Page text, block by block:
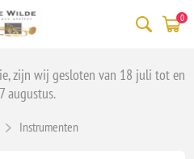
0
zijn wij gesloten van 18 juli tot en
augustus.
Instrumenten